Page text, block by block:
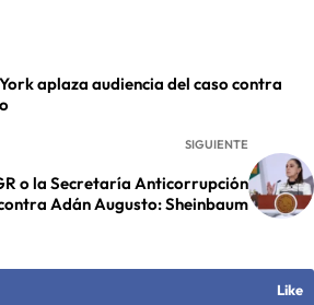
aplaza audiencia del caso contra
SIGUIENTE
o la Secretaría Anticorrupción
Adán Augusto: Sheinbaum
Like